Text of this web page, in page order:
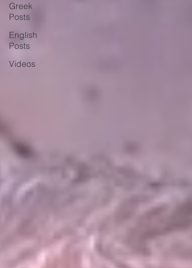
Greek
Posts
English
Posts
Videos